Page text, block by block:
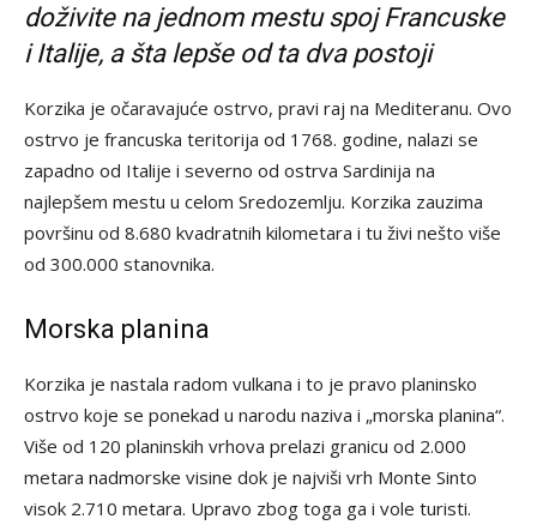
doživite na jednom mestu spoj Francuske
i Italije, a šta lepše od ta dva postoji
Korzika je očaravajuće ostrvo, pravi raj na Mediteranu. Ovo
ostrvo je francuska teritorija od 1768. godine, nalazi se
zapadno od Italije i severno od ostrva Sardinija na
najlepšem mestu u celom Sredozemlju. Korzika zauzima
površinu od 8.680 kvadratnih kilometara i tu živi nešto više
od 300.000 stanovnika.
Morska planina
Korzika je nastala radom vulkana i to je pravo planinsko
ostrvo koje se ponekad u narodu naziva i „morska planina“.
Više od 120 planinskih vrhova prelazi granicu od 2.000
metara nadmorske visine dok je najviši vrh Monte Sinto
visok 2.710 metara. Upravo zbog toga ga i vole turisti.